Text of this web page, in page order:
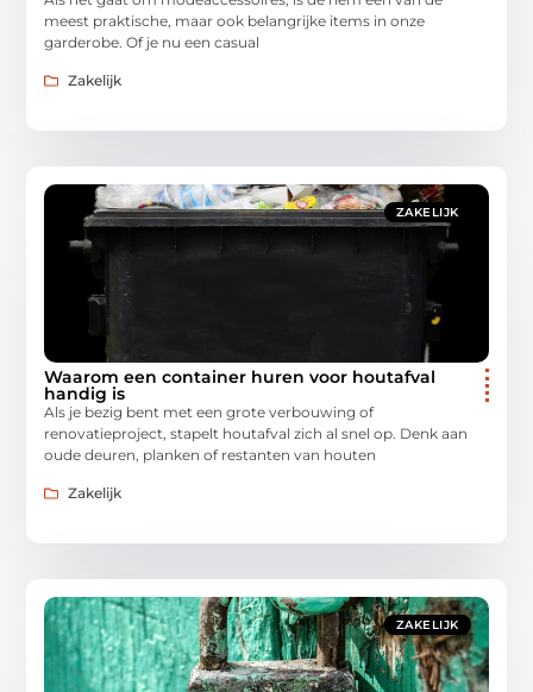
meest praktische, maar ook belangrijke items in onze
garderobe. Of je nu een casual
Zakelijk
ZAKELIJK
Waarom een container huren voor houtafval
handig is
Als je bezig bent met een grote verbouwing of
renovatieproject, stapelt houtafval zich al snel op. Denk aan
oude deuren, planken of restanten van houten
Zakelijk
ZAKELIJK